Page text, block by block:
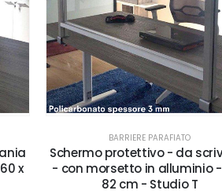
x
BARRIERE PARAFIATO
Schermo protettivo - da
- con morsetto in alluminio -
82 cm - Studio T